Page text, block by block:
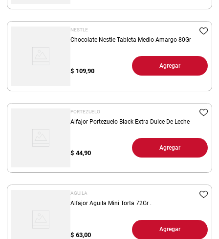
NESTLE
Chocolate Nestle Tableta Medio Amargo 80Gr
$ 109,90
Agregar
PORTEZUELO
Alfajor Portezuelo Black Extra Dulce De Leche
$ 44,90
Agregar
AGUILA
Alfajor Aguila Mini Torta 72Gr .
$ 63,00
Agregar